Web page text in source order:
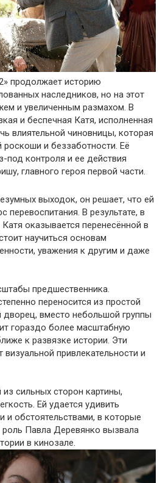
продолжает историю
наследников, но на этот
и увеличенным размахом. В
и беспечная Катя, исполненная
влиятельной чиновницы, которая
и беззаботности. Её
под контроля и ее действия
главного героя первой части.
выходок, он решает, что ей
перевоспитания. В результате, в
оказывается перенесённой в
научиться основам
уважения к другим и даже
предшественника.
переносится из простой
вместо небольшой группы
гораздо более масштабную
к развязке истории. Эти
привлекательности и
сильных сторон картины,
Ей удается удивить
и обстоятельствами, в которые
роль Павла Деревянко вызвала
в кинозале.